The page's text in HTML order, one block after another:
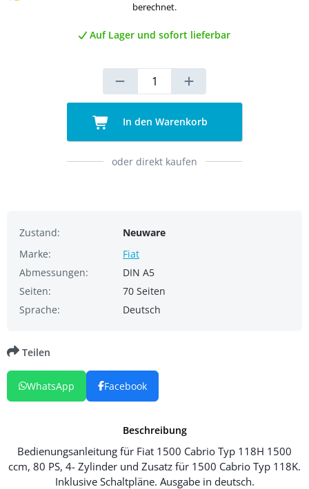
berechnet.
Auf Lager und sofort lieferbar
In den Warenkorb
oder direkt kaufen
Zustand:
Neuware
Marke:
Fiat
Abmessungen:
DIN A5
Seiten:
70 Seiten
Sprache:
Deutsch
Beschreibung
Bedienungsanleitung für Fiat 1500 Cabrio Typ 118H 1500
ccm, 80 PS, 4- Zylinder und Zusatz für 1500 Cabrio Typ 118K.
Inklusive Schaltpläne. Ausgabe in deutsch.
Teilen
WhatsApp Facebook